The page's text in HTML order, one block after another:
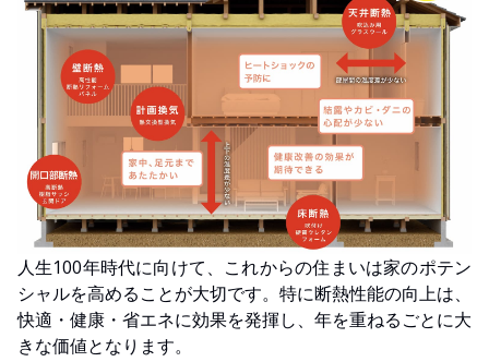
人生100年時代に向けて、これからの住まいは家のポテン
シャルを高めることが大切です。特に断熱性能の向上は、
快適・健康・省エネに効果を発揮し、年を重ねるごとに大
きな価値となります。